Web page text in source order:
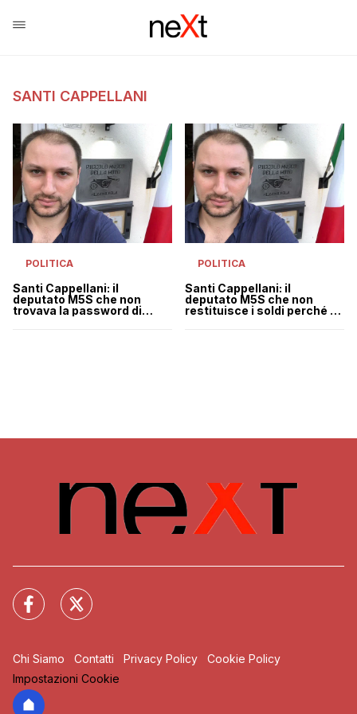
SANTI CAPPELLANI
POLITICA
Santi Cappellani: il
deputato M5S che non
trovava la password di
POLITICA
Santi Cappellani: il
deputato M5S che non
restituisce i soldi perché ha
Chi Siamo Contatti Privacy Policy
Cookie Policy
Impostazioni Cookie